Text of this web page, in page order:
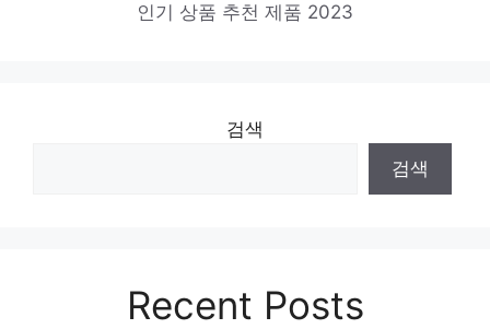
인기 상품 추천 제품 2023
검색
검색
Recent Posts